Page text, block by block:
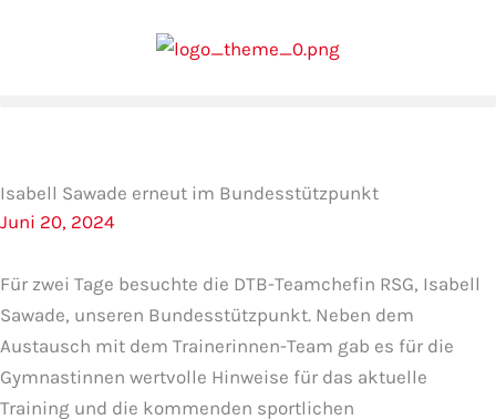
Isabell Sawade erneut im Bundesstützpunkt
Juni 20, 2024
Für zwei Tage besuchte die DTB-Teamchefin RSG, Isabell
Sawade, unseren Bundesstützpunkt. Neben dem
Austausch mit dem Trainerinnen-Team gab es für die
Gymnastinnen wertvolle Hinweise für das aktuelle
Training und die kommenden sportlichen